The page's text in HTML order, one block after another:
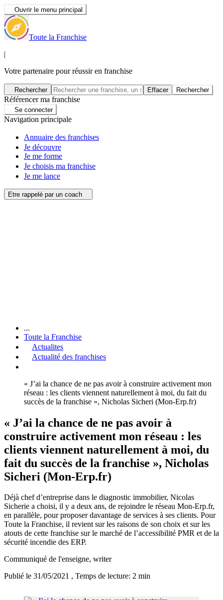
Ouvrir le menu principal
Toute la Franchise
|
Votre partenaire pour réussir en franchise
Rechercher Effacer Rechercher
Référencer ma franchise
Se connecter
Navigation principale
Annuaire des franchises
Je découvre
Je me forme
Je choisis ma franchise
Je me lance
Etre rappelé par un coach
...
Toute la Franchise
Actualites
Actualité des franchises
« J’ai la chance de ne pas avoir à construire activement mon
réseau : les clients viennent naturellement à moi, du fait du
succès de la franchise », Nicholas Sicheri (Mon-Erp.fr)
« J’ai la chance de ne pas avoir à
construire activement mon réseau : les
clients viennent naturellement à moi, du
fait du succès de la franchise », Nicholas
Sicheri (Mon-Erp.fr)
Déjà chef d’entreprise dans le diagnostic immobilier, Nicolas
Sicherie a choisi, il y a deux ans, de rejoindre le réseau Mon-Erp.fr,
en parallèle, pour proposer davantage de services à ses clients. Pour
Toute la Franchise, il revient sur les raisons de son choix et sur les
atouts de cette franchise sur le marché de l’accessibilité PMR et de la
sécurité incendie des ERP.
Communiqué de l'enseigne, writer
Publié le 31/05/2021 , Temps de lecture: 2 min